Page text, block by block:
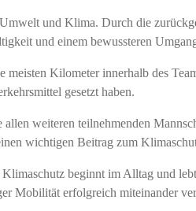
und Klima. Durch die
und einem bewussteren
meisten Kilometer innerhalb des
gesetzt haben.
weiteren teilnehmenden
wichtigen Beitrag zum
beginnt im Alltag und
Mobilität erfolgreich miteinander